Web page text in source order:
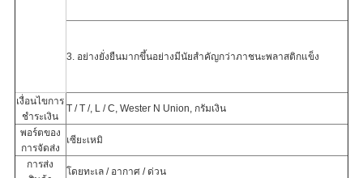
3. อย่างยั่งยืนมากขึ้นอย่างมีนัยสำคัญกว่าภาชนะพลาสติกแข็ง
เงื่อนไขการ
ชำระเงิน
T / T /, L / C, Wester N Union, กรัมเงิน
พอร์ตของ
การจัดส่ง
เซียะเหมิ
การส่ง
โดยทะเล / อากาศ / ด่วน